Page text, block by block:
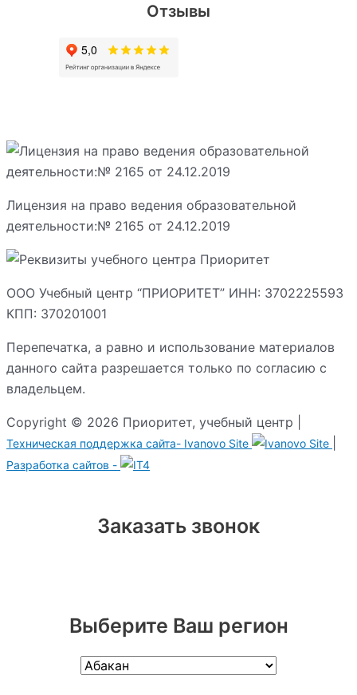
Отзывы
Лицензия на право ведения образовательной
деятельности:№ 2165 от 24.12.2019
ООО Учебный центр “ПРИОРИТЕТ” ИНН: 3702225593
КПП: 370201001
Перепечатка, а равно и использование материалов
данного сайта разрешается только по согласию с
владельцем.
Copyright © 2026 Приоритет, учебный центр |
Техническая поддержка сайта- Ivanovo Site
Разработка сайтов -
Заказать звонок
Выберите Ваш регион